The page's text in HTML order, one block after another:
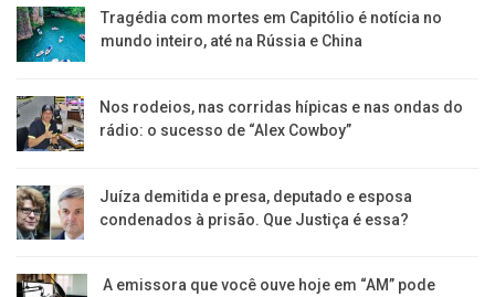
Tragédia com mortes em Capitólio é notícia no
mundo inteiro, até na Rússia e China
Nos rodeios, nas corridas hípicas e nas ondas do
rádio: o sucesso de “Alex Cowboy”
Juíza demitida e presa, deputado e esposa
condenados à prisão. Que Justiça é essa?
A emissora que você ouve hoje em “AM” pode